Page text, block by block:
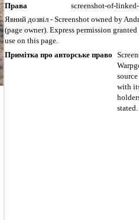
Права
screenshot-of-
Явний дозвіл - Screenshot owned by
(page owner). Express permission
use on this page.
Примітка про авторське право
with
stated.